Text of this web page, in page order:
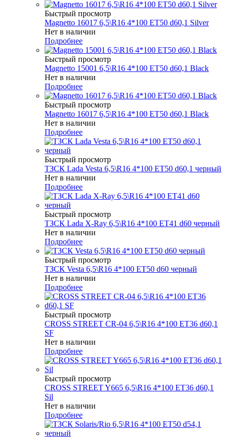
Быстрый просмотр
Magnetto 16017 6,5\R16 4*100 ET50 d60,1 Silver
Нет в наличии
Подробнее
Быстрый просмотр
Magnetto 15001 6,5\R16 4*100 ET50 d60,1 Black
Нет в наличии
Подробнее
Быстрый просмотр
Magnetto 16017 6,5\R16 4*100 ET50 d60,1 Black
Нет в наличии
Подробнее
Быстрый просмотр
ТЗСК Lada Vesta 6,5\R16 4*100 ET50 d60,1 черный
Нет в наличии
Подробнее
Быстрый просмотр
ТЗСК Lada X-Ray 6,5\R16 4*100 ET41 d60 черный
Нет в наличии
Подробнее
Быстрый просмотр
ТЗСК Vesta 6,5\R16 4*100 ET50 d60 черный
Нет в наличии
Подробнее
Быстрый просмотр
CROSS STREET CR-04 6,5\R16 4*100 ET36 d60,1
SF
Нет в наличии
Подробнее
Быстрый просмотр
CROSS STREET Y665 6,5\R16 4*100 ET36 d60,1
Sil
Нет в наличии
Подробнее